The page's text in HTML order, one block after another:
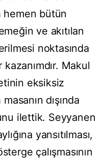
hemen bütün
ve akıtılan
noktasında
Makul
eksiksiz
dışında
ilettik. Seyyanen
yansıtılması,
çalışmasının